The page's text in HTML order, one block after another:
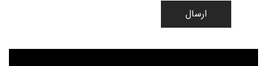
ارسال